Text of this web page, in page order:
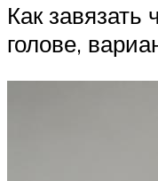
Как
голове,